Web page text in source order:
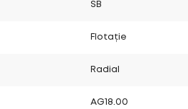
SB
Flotație
Radial
AG18.00